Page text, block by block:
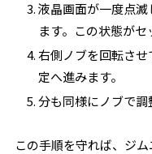
液晶画面が一度点
ます。この状態がセ
右側ノブを回転さ
定へ進みます。
分も同様にノブで調
この手順を守れば、ジ